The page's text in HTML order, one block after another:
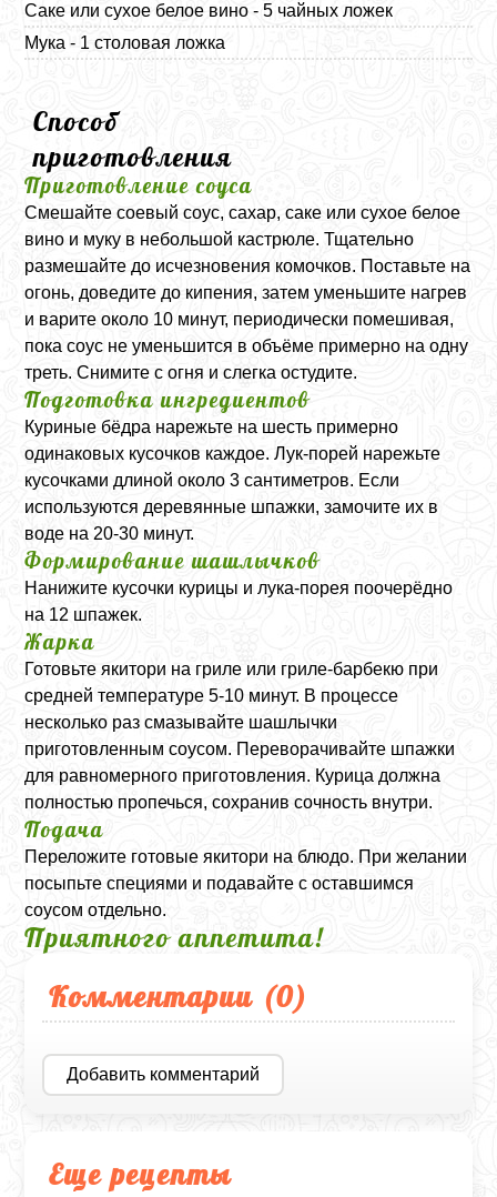
Саке или сухое белое вино - 5 чайных ложек
Мука - 1 столовая ложка
Способ
приготовления
Приготовление соуса
Смешайте соевый соус, сахар, саке или сухое белое
вино и муку в небольшой кастрюле. Тщательно
размешайте до исчезновения комочков. Поставьте на
огонь, доведите до кипения, затем уменьшите нагрев
и варите около 10 минут, периодически помешивая,
пока соус не уменьшится в объёме примерно на одну
треть. Снимите с огня и слегка остудите.
Подготовка ингредиентов
Куриные бёдра нарежьте на шесть примерно
одинаковых кусочков каждое. Лук-порей нарежьте
кусочками длиной около 3 сантиметров. Если
используются деревянные шпажки, замочите их в
воде на 20-30 минут.
Формирование шашлычков
Нанижите кусочки курицы и лука-порея поочерёдно
на 12 шпажек.
Жарка
Готовьте якитори на гриле или гриле-барбекю при
средней температуре 5-10 минут. В процессе
несколько раз смазывайте шашлычки
приготовленным соусом. Переворачивайте шпажки
для равномерного приготовления. Курица должна
полностью пропечься, сохранив сочность внутри.
Подача
Переложите готовые якитори на блюдо. При желании
посыпьте специями и подавайте с оставшимся
соусом отдельно.
Приятного аппетита!
Комментарии (0)
Добавить комментарий
Еще рецепты